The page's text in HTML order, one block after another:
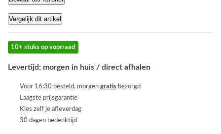
Vergelijk dit artikel
10+ stuks op voorraad
Levertijd: morgen in huis / direct afhalen
Voor 16:30 besteld, morgen gratis bezorgd
Laagste prijsgarantie
Kies zelf je afleverdag
30 dagen bedenktijd